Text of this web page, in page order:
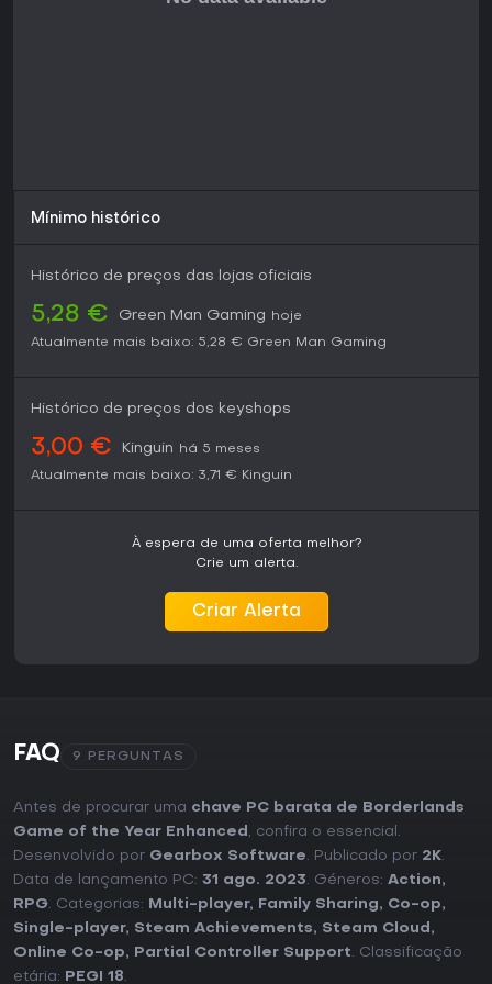
Mínimo histórico
Histórico de preços das lojas oficiais
5,28 € Green Man Gaming
hoje
Atualmente mais baixo: 5,28 € Green Man Gaming
Histórico de preços dos keyshops
3,00 € Kinguin
há 5 meses
Atualmente mais baixo: 3,71 € Kinguin
À espera de uma oferta melhor?
Crie um alerta.
Criar Alerta
FAQ 9 PERGUNTAS
Antes de procurar uma chave PC barata de Borderlands
Game of the Year Enhanced , confira o essencial.
Desenvolvido por Gearbox Software. Publicado por 2K.
Data de lançamento PC: 31 ago. 2023. Géneros: Action,
RPG. Categorias: Multi-player, Family Sharing, Co-op,
Single-player, Steam Achievements, Steam Cloud ,
Online Co-op, Partial Controller Support. Classificação
etária:
PEGI 18.